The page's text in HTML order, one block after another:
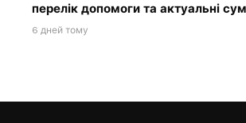
перелік допомоги та актуальні
6 дней тому